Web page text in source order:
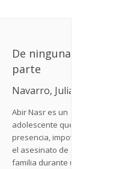
De ninguna
parte
Navarro, Julia
Abir Nasr es un
adolescente que
presencia, impotente,
el asesinato de su
familia durante una